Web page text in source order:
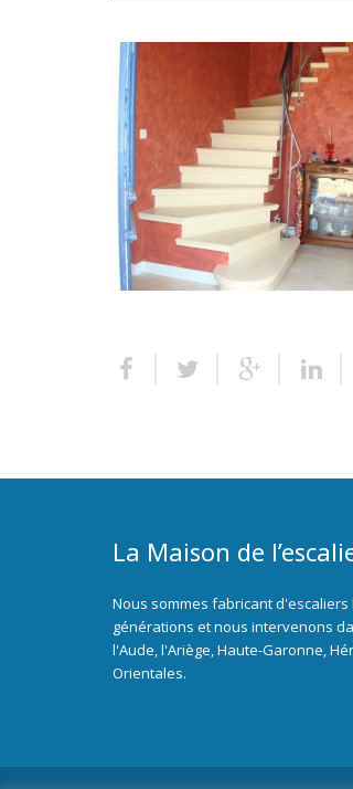
La Maison de
Nous sommes fabricant
générations et nous intervenons
l'Aude, l'Ariège, Haute-Garonne,
Orientales.